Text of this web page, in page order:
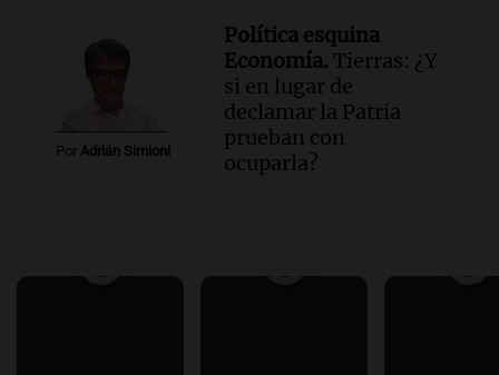
Por Adrián Simioni
Política esquina
Economía. Tierras: ¿Y
si en lugar de
declamar la Patria
prueban con
ocuparla?